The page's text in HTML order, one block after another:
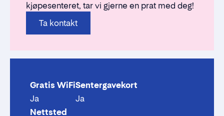
kjøpesenteret, tar vi gjerne en prat med deg!
Ta kontakt
Gratis WiFi
Ja
Sentergavekort
Ja
Nettsted